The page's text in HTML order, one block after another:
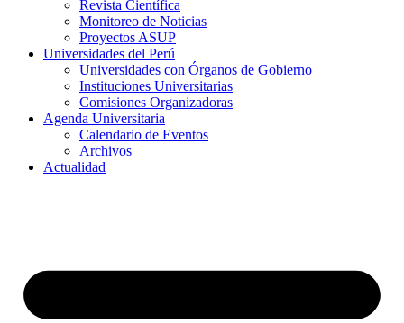
Revista Científica
Monitoreo de Noticias
Proyectos ASUP
Universidades del Perú
Universidades con Órganos de Gobierno
Instituciones Universitarias
Comisiones Organizadoras
Agenda Universitaria
Calendario de Eventos
Archivos
Actualidad